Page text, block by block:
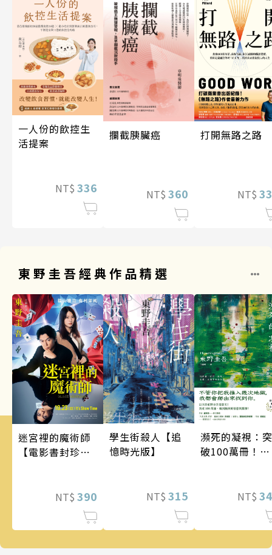
一人份的飲控生
活提案
NT$ 336
攔截胰臟癌
NT$ 360
打開無路之路
NT$
東野圭吾經典作品精選
迷宮裡的魔術師
【電影書封珍藏
NT$ 390
學生街殺人【追
憶時光版】
NT$ 315
瀕死的凝視：突
破100萬冊！這
的情慾與驚悚！
NT$